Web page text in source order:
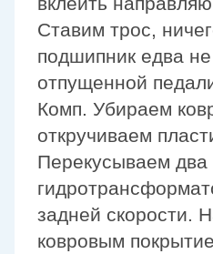
Ставим трос,
подшипник едва
отпущенной
Комп. Убираем
откручиваем
Перекусываем два
задней скорости.
ковровым